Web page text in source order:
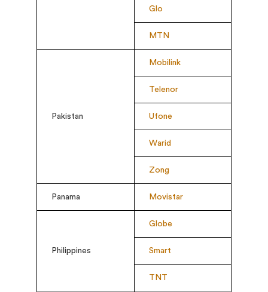
Glo
MTN
Pakistan
Mobilink
Telenor
Ufone
Warid
Zong
Panama Movistar
Philippines
Globe
Smart
TNT